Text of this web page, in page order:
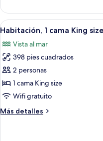
frente
al
océano
Abrir
todas
las
fotos
de
Habitación,
1
King
18
Habitación, 1 cama King
Vista al mar
398 pies cuadrados
2 personas
1 cama King size
Wifi gratuito
Más detalles
Más